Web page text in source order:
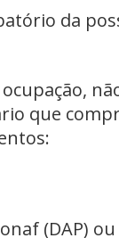
da
que
(DAP)